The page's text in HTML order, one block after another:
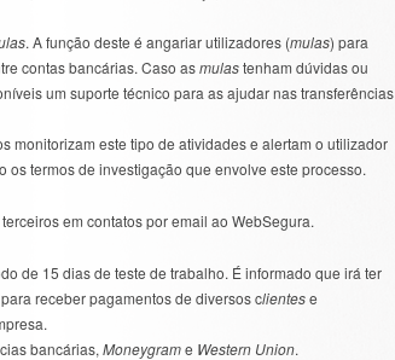
. A função deste é angariar utilizadores (mulas) para
contas bancárias. Caso asmulastenham dúvidas ou
um suporte técnico para as ajudar nas transferências
monitorizam este tipo de atividades e alertam o utilizador
termos de investigação que envolve este processo.
em contatos por email ao WebSegura.
de 15 dias de teste de trabalho. É informado que irá ter
receber pagamentos de diversos clientese
bancárias, Moneygrame Western Union.